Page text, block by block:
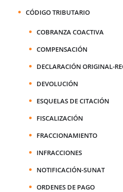
CÓDIGO TRIBUTARIO
COBRANZA COACTIVA
COMPENSACIÓN
DECLARACIÓN ORIGINAL-
DEVOLUCIÓN
ESQUELAS DE CITACIÓN
FISCALIZACIÓN
FRACCIONAMIENTO
INFRACCIONES
NOTIFICACIÓN-SUNAT
ORDENES DE PAGO